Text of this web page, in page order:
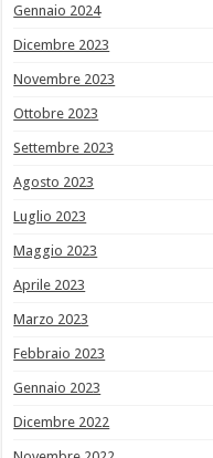
Gennaio 2024
Dicembre 2023
Novembre 2023
Ottobre 2023
Settembre 2023
Agosto 2023
Luglio 2023
Maggio 2023
Aprile 2023
Marzo 2023
Febbraio 2023
Gennaio 2023
Dicembre 2022